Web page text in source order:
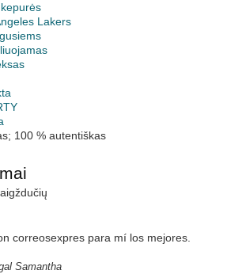
Lakers
100 % autentiškas
correosexpres para mí los mejores.
Samantha